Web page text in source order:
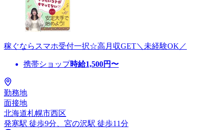
稼ぐならスマホ受付一択☆高月収GET＼未経験OK／
携帯ショップ時給1,500円〜
勤務地
面接地
北海道札幌市西区
発寒駅 徒歩9分、宮の沢駅 徒歩11分